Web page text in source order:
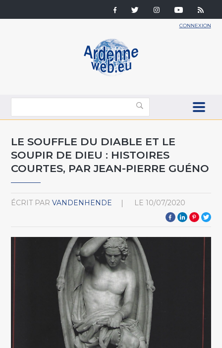
CONNEXION
LE SOUFFLE DU DIABLE ET LE
SOUPIR DE DIEU : HISTOIRES
COURTES, PAR JEAN-PIERRE GUÉNO
ÉCRIT PAR VANDENHENDE LE 10/07/2020